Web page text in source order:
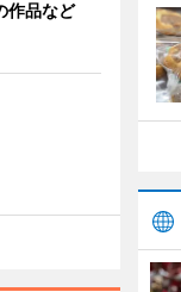
作品など